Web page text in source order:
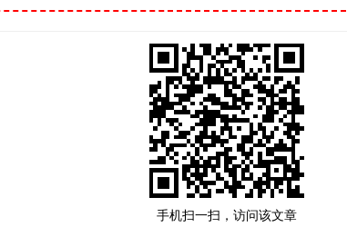
手机扫一扫，访问该文章